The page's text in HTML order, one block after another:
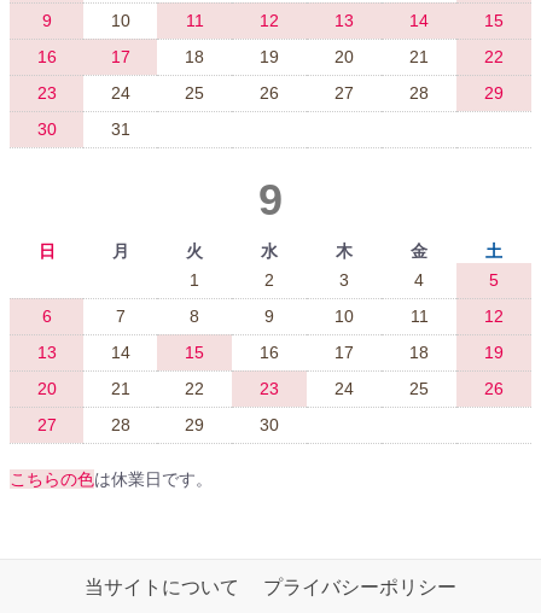
9
10 11 12 13 14
15
16
17 18 19 20 21
22
23
24 25 26 27 28
29
30
31
9
日 月 火 水 木 金
土
1
2 3 4
5
6
7 8 9 10 11
12
13
14 15 16 17 18
19
20
21 22 23 24 25
26
27
28 29 30
こちらの色は休業日です。
当サイトについて
プライバシーポリシー